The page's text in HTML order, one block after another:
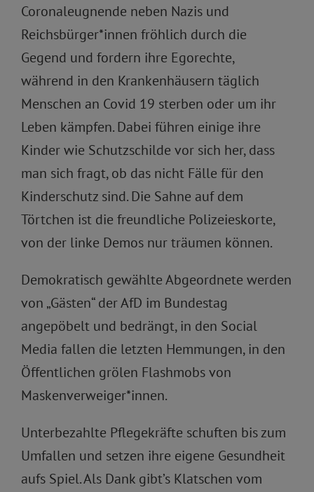
Coronaleugnende neben Nazis und
Reichsbürger*innen fröhlich durch die
Gegend und fordern ihre Egorechte,
während in den Krankenhäusern täglich
Menschen an Covid 19 sterben oder um ihr
Leben kämpfen. Dabei führen einige ihre
Kinder wie Schutzschilde vor sich her, dass
man sich fragt, ob das nicht Fälle für den
Kinderschutz sind. Die Sahne auf dem
Törtchen ist die freundliche Polizeieskorte,
von der linke Demos nur träumen können.
Demokratisch gewählte Abgeordnete werden
von „Gästen“ der AfD im Bundestag
angepöbelt und bedrängt, in den Social
Media fallen die letzten Hemmungen, in den
Öffentlichen grölen Flashmobs von
Maskenverweiger*innen.
Unterbezahlte Pflegekräfte schuften bis zum
Umfallen und setzen ihre eigene Gesundheit
aufs Spiel. Als Dank gibt’s Klatschen vom